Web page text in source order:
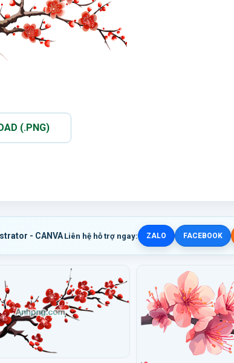
(.PNG)
- CANVA Liên hệ hỗ trợ ngay: ZALO FACEBOOK